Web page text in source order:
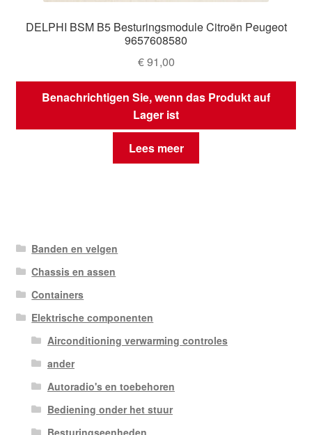
DELPHI BSM B5 Besturingsmodule Citroën Peugeot
9657608580
€91,00
Benachrichtigen Sie, wenn das Produkt auf
Lager ist
Lees meer
Banden en velgen
Chassis en assen
Containers
Elektrische componenten
Airconditioning verwarming controles
ander
Autoradio's en toebehoren
Bediening onder het stuur